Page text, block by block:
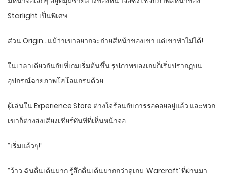
Starlight เป็นพิเศษ
ส่วน Origin…แม้ว่าเขาอยากจะถ่ายสีหน้าของเขา แต่เขาทำไม่ได้!
ในเวลาเดียวกันกับที่เกมเริ่มต้นขึ้น รูปภาพของเกมก็เริ่มปรากฏบน
อุปกรณ์ฉายภาพโฮโลแกรมด้วย
ผู้เล่นใน Experience Store ต่างใจร้อนกับการรอคอยอยู่แล้ว และพวก
เขาก็ต่างส่งเสียงเชียร์ทันทีที่เห็นหน้าจอ
“เริ่มแล้วๆ!”
“ว้าว ฉันตื่นเต้นมาก รู้สึกตื่นเต้นมากกว่าดูเกม ‘Warcraft’ ที่ผ่านมา